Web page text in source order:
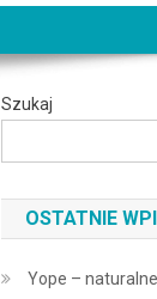
Szukaj
OSTATNIE
Yope –